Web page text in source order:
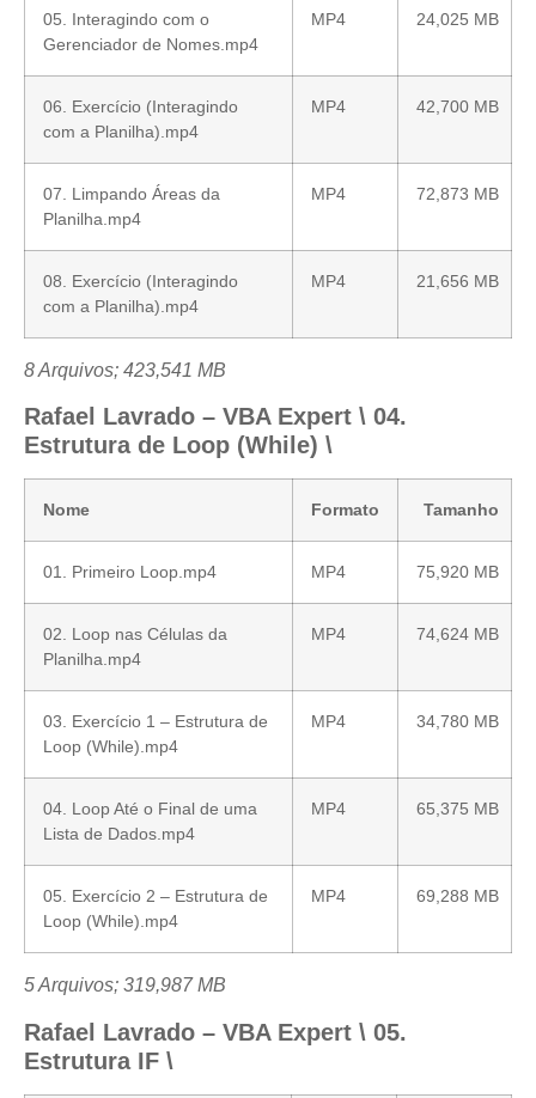
05. Interagindo com o
Gerenciador de Nomes.mp4
MP4 24,025 MB
06. Exercício (Interagindo
com a Planilha).mp4
MP4 42,700 MB
07. Limpando Áreas da
Planilha.mp4
MP4 72,873 MB
08. Exercício (Interagindo
com a Planilha).mp4
MP4 21,656 MB
8 Arquivos; 423,541 MB
Rafael Lavrado – VBA Expert \ 04.
Estrutura de Loop (While) \
Nome Formato Tamanho
01. Primeiro Loop.mp4 MP4 75,920 MB
02. Loop nas Células da
Planilha.mp4
MP4 74,624 MB
03. Exercício 1 – Estrutura de
Loop (While).mp4
MP4 34,780 MB
04. Loop Até o Final de uma
Lista de Dados.mp4
MP4 65,375 MB
05. Exercício 2 – Estrutura de
Loop (While).mp4
MP4 69,288 MB
5 Arquivos; 319,987 MB
Rafael Lavrado – VBA Expert \ 05.
Estrutura IF \